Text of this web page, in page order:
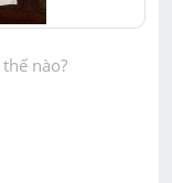
nào?